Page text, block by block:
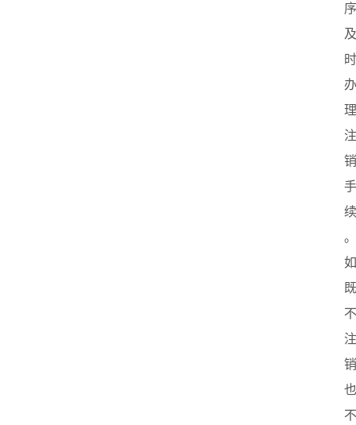
序
及
时
办
理
注
销
手
续
。
如
既
不
注
销
也
不